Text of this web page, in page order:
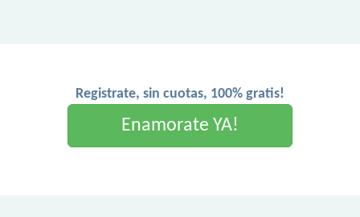
Registrate, sin cuotas, 100% gratis!
Enamorate YA!